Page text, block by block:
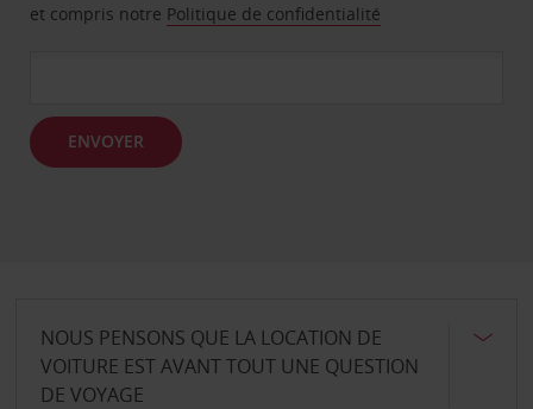
et compris notre Politique de confidentialité
ENVOYER
NOUS PENSONS QUE LA LOCATION DE
VOITURE EST AVANT TOUT UNE QUESTION
DE VOYAGE